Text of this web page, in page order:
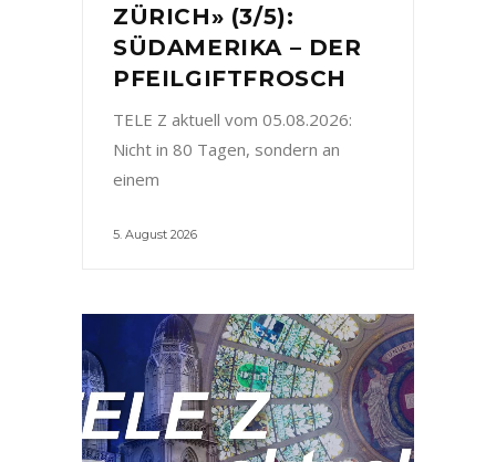
ZÜRICH» (3/5):
SÜDAMERIKA – DER
PFEILGIFTFROSCH
TELE Z aktuell vom 05.08.2026:
Nicht in 80 Tagen, sondern an
einem
5. August 2026